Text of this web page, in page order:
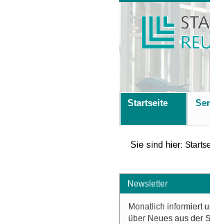
Startseite
Sie sind hier:
Newsletter
Monatlich informiert
über Neues aus der